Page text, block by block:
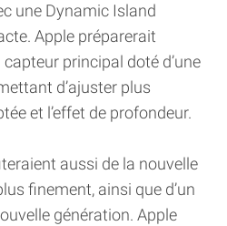
une Dynamic Island
Apple préparerait
principal doté d’une
d’ajuster plus
et l’effet de profondeur.
aussi de la nouvelle
finement, ainsi que d’un
génération. Apple